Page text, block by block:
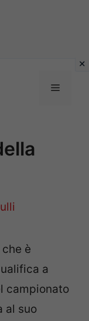
Menu
è
a
campionato
al suo